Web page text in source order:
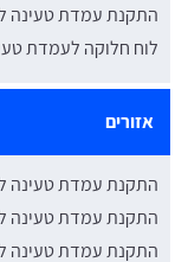
התקנת עמדת טעינה
לוח חלוקה לעמדת
אזורים
התקנת עמדת טעינה
התקנת עמדת טעינה
התקנת עמדת טעינה